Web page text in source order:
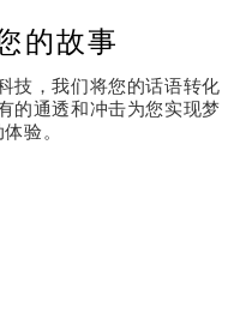
的故事
技，我们将您的话语转化
的通透和冲击为您实现梦
验。